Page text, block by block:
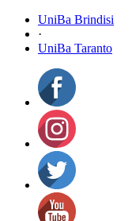
UniBa Brindisi
·
UniBa Taranto